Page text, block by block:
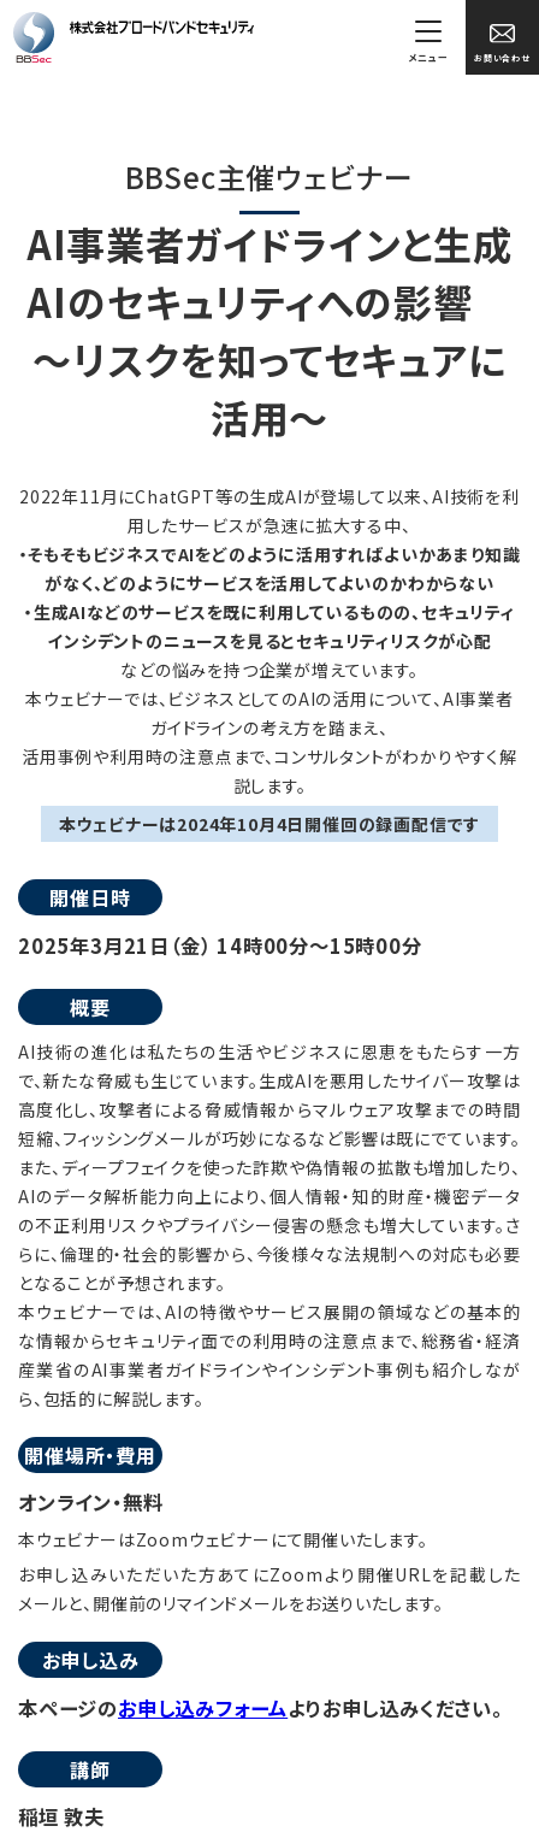
お問い合わせ
メニュー
BBSec主催ウェビナー
AI事業者ガイドラインと生成
AIのセキュリティへの影響
～リスクを知ってセキュアに
活用～
2022年11月にChatGPT等の生成AIが登場して以来、AI技術を利
用したサービスが急速に拡大する中、
・そもそもビジネスでAIをどのように活用すればよいかあまり知識
がなく、どのようにサービスを活用してよいのかわからない
・生成AIなどのサービスを既に利用しているものの、セキュリティ
インシデントのニュースを見るとセキュリティリスクが心配
などの悩みを持つ企業が増えています。
本ウェビナーでは、ビジネスとしてのAIの活用について、AI事業者
ガイドラインの考え方を踏まえ、
活用事例や利用時の注意点まで、コンサルタントがわかりやすく解
説します。
本ウェビナーは2024年10月4日開催回の録画配信です
開催日時
2025年3月21日（金） 14時00分～15時00分
概要
AI技術の進化は私たちの生活やビジネスに恩恵をもたらす一方
で、新たな脅威も生じています。生成AIを悪用したサイバー攻撃は
高度化し、攻撃者による脅威情報からマルウェア攻撃までの時間
短縮、フィッシングメールが巧妙になるなど影響は既にでています。
また、ディープフェイクを使った詐欺や偽情報の拡散も増加したり、
AIのデータ解析能力向上により、個人情報・知的財産・機密データ
の不正利用リスクやプライバシー侵害の懸念も増大しています。さ
らに、倫理的・社会的影響から、今後様々な法規制への対応も必要
となることが予想されます。
本ウェビナーでは、AIの特徴やサービス展開の領域などの基本的
な情報からセキュリティ面での利用時の注意点まで、総務省・経済
産業省のAI事業者ガイドラインやインシデント事例も紹介しなが
ら、包括的に解説します。
開催場所・費用
オンライン・無料
本ウェビナーはZoomウェビナーにて開催いたします。
お申し込みいただいた方あてにZoomより開催URLを記載した
メールと、開催前のリマインドメールをお送りいたします。
お申し込み
本ページのお申し込みフォームよりお申し込みください。
講師
稲垣 敦夫